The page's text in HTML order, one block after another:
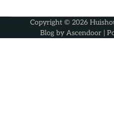
Copyright © 2026
Blog by Ascendoor |